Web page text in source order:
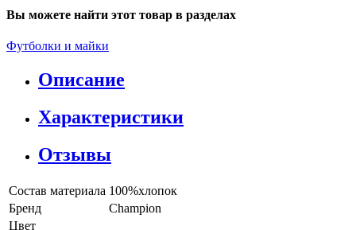
Вы можете найти этот товар в разделах
Футболки и майки
Описание
Характеристики
Отзывы
Состав материала 100%хлопок
Бренд
Champion
Цвет